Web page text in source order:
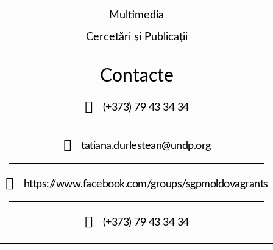
Multimedia
Cercetări și Publicații
Contacte
(+373) 79 43 34 34
tatiana.durlestean@undp.org
https://www.facebook.com/groups/sgpmoldovagrants
(+373) 79 43 34 34